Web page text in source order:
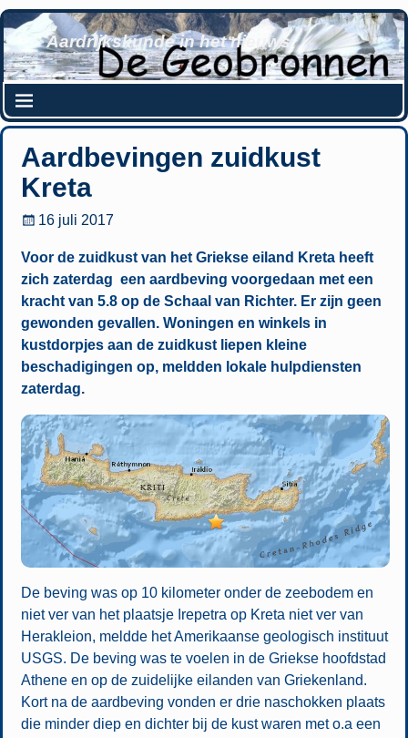
Aardrijkskunde in het nieuws
Aardbevingen zuidkust
Kreta
16 juli 2017
Voor de zuidkust van het Griekse eiland Kreta heeft
zich zaterdag een aardbeving voorgedaan met een
kracht van 5.8 op de Schaal van Richter. Er zijn geen
gewonden gevallen. Woningen en winkels in
kustdorpjes aan de zuidkust liepen kleine
beschadigingen op, meldden lokale hulpdiensten
zaterdag.
De beving was op 10 kilometer onder de zeebodem en
niet ver van het plaatsje Irepetra op Kreta niet ver van
Herakleion, meldde het Amerikaanse geologisch instituut
USGS. De beving was te voelen in de Griekse hoofdstad
Athene en op de zuidelijke eilanden van Griekenland.
Kort na de aardbeving vonden er drie naschokken plaats
die minder diep en dichter bij de kust waren met o.a een